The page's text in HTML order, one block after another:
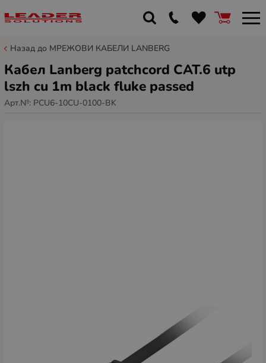
Назад до МРЕЖОВИ КАБЕЛИ LANBERG
Кабел Lanberg patchcord CAT.6 utp
lszh cu 1m black fluke passed
Арт.№: PCU6-10CU-0100-BK